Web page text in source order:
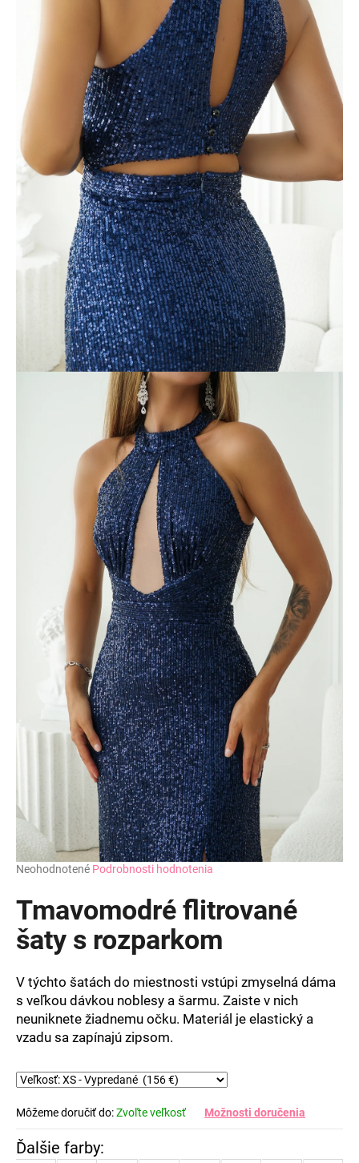
Priemerné
produktu
0,0
z
hviezdičiek.
Neohodnotené Podrobnosti hodnotenia
Tmavomodré flitrované
šaty s rozparkom
V týchto šatách do miestnosti vstúpi zmyselná dáma
s veľkou dávkou noblesy a šarmu. Zaiste v nich
neuniknete žiadnemu očku. Materiál je elastický a
vzadu sa zapínajú zipsom.
Môžeme doručiť do:Zvoľte veľkosť Možnosti doručenia